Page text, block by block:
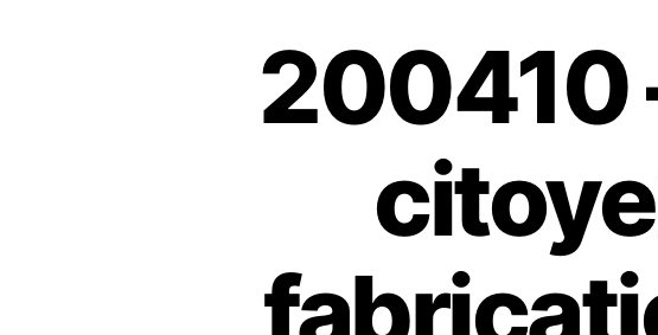
200410